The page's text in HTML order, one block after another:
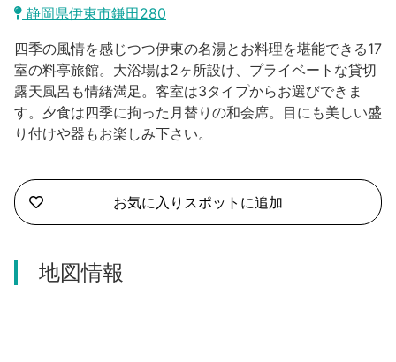
沼津市
三島市
南伊豆町
函南町
西伊豆町
伊東市
伊豆の国市
モデルコース
宿泊・予約
旅程作成
アクセス
合同会社説明会
静岡県伊東市鎌田280
四季の風情を感じつつ伊東の名湯とお料理を堪能できる17
室の料亭旅館。大浴場は2ヶ所設け、プライベートな貸切
露天風呂も情緒満足。客室は3タイプからお選びできま
す。夕食は四季に拘った月替りの和会席。目にも美しい盛
り付けや器もお楽しみ下さい。
お気に入りスポットに追加
地図情報